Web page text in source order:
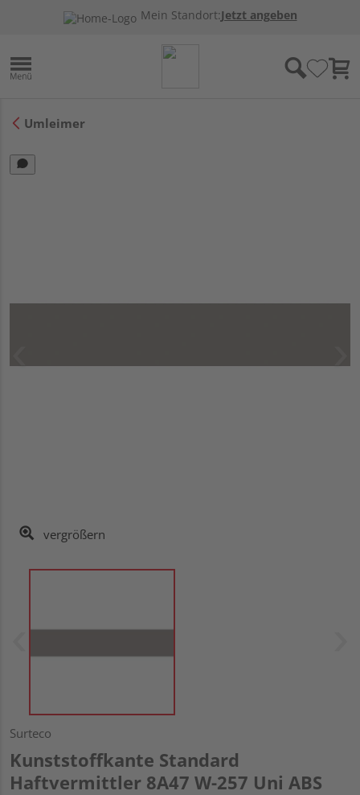
Mein Standort:Jetzt angeben
Umleimer
vergrößern
Surteco
Kunststoffkante Standard
Haftvermittler 8A47 W-257 Uni ABS